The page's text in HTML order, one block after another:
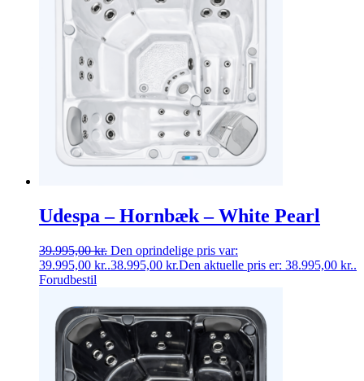
Udespa – Hornbæk – White Pearl
39.995,00kr. Den oprindelige pris var:
39.995,00 kr..38.995,00 kr.Den aktuelle pris er: 38.995,00 kr..
Forudbestil